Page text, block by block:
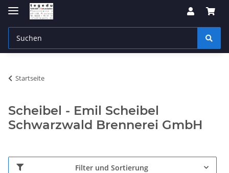
Startseite
Scheibel - Emil Scheibel
Schwarzwald Brennerei GmbH
Filter und Sortierung